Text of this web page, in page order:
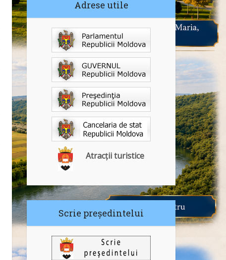
Adrese utile
Atracții turistice
Scrie președintelui